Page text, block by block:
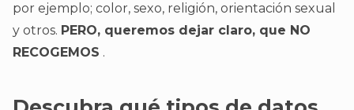
por ejemplo; color, sexo, religión, orientación sexual
y otros. PERO, queremos dejar claro, que NO
RECOGEMOS .